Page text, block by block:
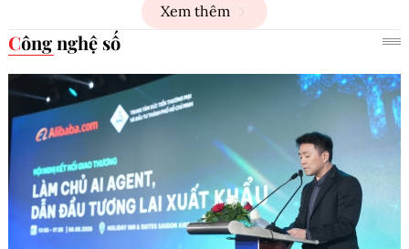
Xem thêm
Công nghệ số